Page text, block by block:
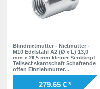
Blindnietmutter - Nietmutter -
M10 Edelstahl A2 (Ø x L) 13,0
mm x 20,5 mm kleiner Senkkopf
Teilsechskantschaft Schaftende
offen Einziehmutter
Einnietmuttern - GO-NUT
279,65 € *